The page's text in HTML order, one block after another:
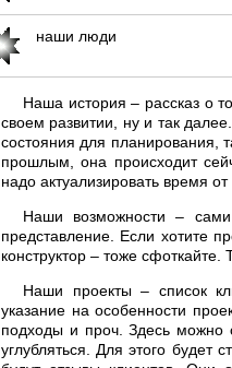
наши люди
Наша история – рассказ о
своем развитии, ну и так
состояния для планирования,
прошлым, она происходит
надо актуализировать время от
Наши возможности –
представление. Если хотите
конструктор – тоже сфоткайте.
Наши проекты – список
указание на особенности
подходы и проч. Здесь можно
углубляться. Для этого будет